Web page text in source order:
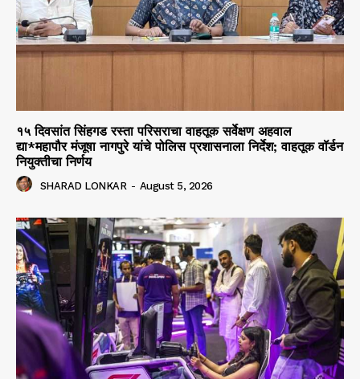
१५ दिवसांत सिंहगड रस्ता परिसराचा वाहतूक सर्वेक्षण अहवाल
द्या*महापौर मंजूषा नागपुरे यांचे पोलिस प्रशासनाला निर्देश; वाहतूक वॉर्डन
नियुक्तीचा निर्णय
SHARAD LONKAR - August 5, 2026